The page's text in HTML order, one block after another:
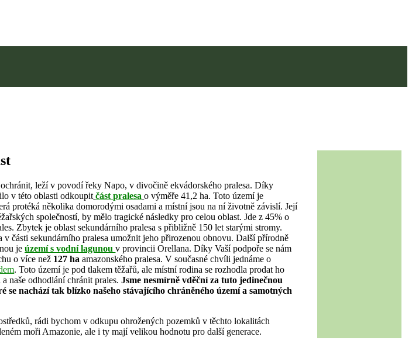
leží v povodí řeky Napo, v divočině ekvádorského pralesa. Díky
v této oblasti odkoupit část pralesa o výměře 41,2 ha. Toto území je
protéká několika domorodými osadami a místní jsou na ní životně závislí. Její
společností, by mělo tragické následky pro celou oblast. Jde z 45% o
Zbytek je oblast sekundárního pralesa s přibližně 150 let starými stromy.
v části sekundárního pralesa umožnit jeho přirozenou obnovu. Další přírodně
jeúzemí s vodní lagunouv provincii Orellana. Díky Vaší podpoře se nám
o více než 127 ha amazonského pralesa. V současné chvíli jednáme o
. Toto území je pod tlakem těžařů, ale místní rodina se rozhodla prodat ho
naše odhodlání chránit prales.Jsme nesmírně vděční za tuto jedinečnou
se nachází tak blízko našeho stávajícího chráněného území a samotných
rádi bychom v odkupu ohrožených pozemků v těchto lokalitách
moři Amazonie, ale i ty mají velikou hodnotu pro další generace.